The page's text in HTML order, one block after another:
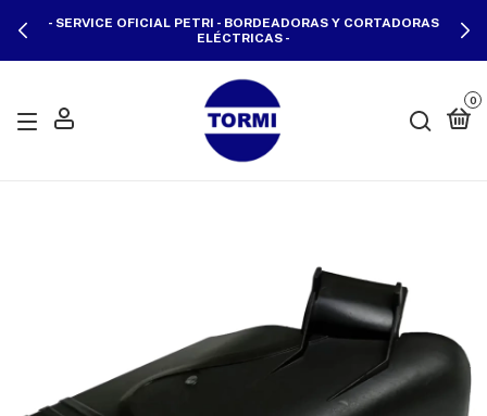
- SERVICE OFICIAL PETRI - BORDEADORAS Y CORTADORAS
ELÉCTRICAS -
0